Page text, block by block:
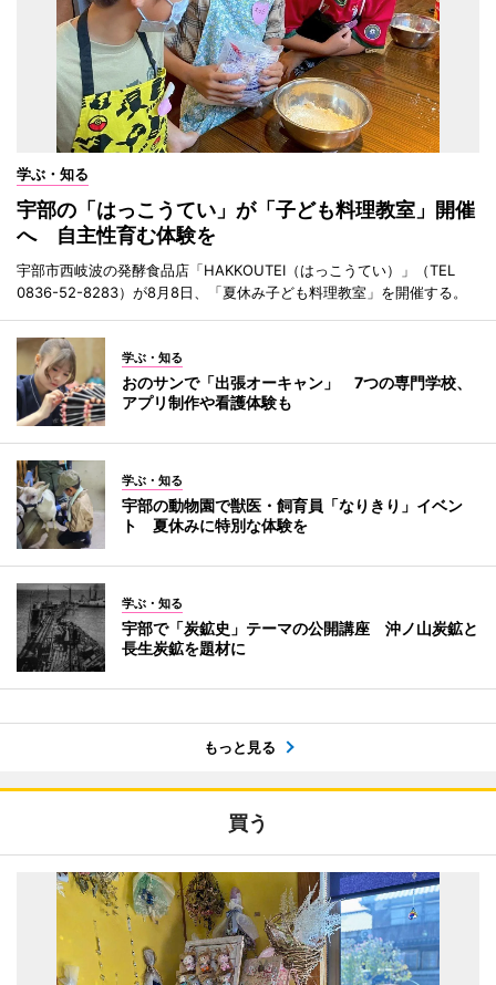
学ぶ・知る
宇部の「はっこうてい」が「子ども料理教室」開催
へ 自主性育む体験を
宇部市西岐波の発酵食品店「HAKKOUTEI（はっこうてい）」（TEL
0836-52-8283）が8月8日、「夏休み子ども料理教室」を開催する。
学ぶ・知る
おのサンで「出張オーキャン」 7つの専門学校、
アプリ制作や看護体験も
学ぶ・知る
宇部の動物園で獣医・飼育員「なりきり」イベン
ト 夏休みに特別な体験を
学ぶ・知る
宇部で「炭鉱史」テーマの公開講座 沖ノ山炭鉱と
長生炭鉱を題材に
もっと見る
買う